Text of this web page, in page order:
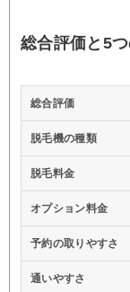
総合評価と5
総合評価
脱毛機の種類
脱毛料金
オプション料金
予約の取りやすさ
通いやすさ